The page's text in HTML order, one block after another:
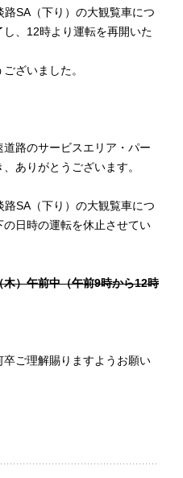
SA（下り）の大観覧車につ
、12時より運転を再開いた
ざいました。
路のサービスエリア・パー
ありがとうございます。
SA（下り）の大観覧車につ
日時の運転を休止させてい
）午前中（午前9時から12時
ご理解賜りますようお願い